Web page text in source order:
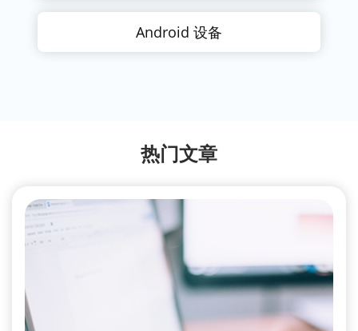
Android 设备
热门文章